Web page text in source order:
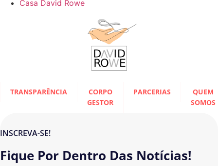
Casa David Rowe
TRANSPARÊNCIA
CORPO
GESTOR
PARCERIAS
QUEM
SOMOS
INSCREVA-SE!
Fique Por Dentro Das Notícias!